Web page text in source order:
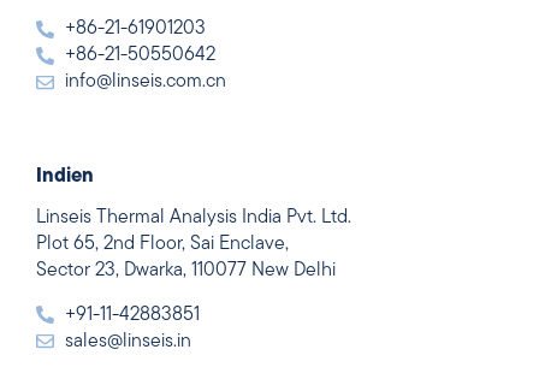
+86-21-61901203
+86-21-50550642
info@linseis.com.cn
Indien
Linseis Thermal Analysis India Pvt. Ltd.
Plot 65, 2nd Floor, Sai Enclave,
Sector 23, Dwarka, 110077 New Delhi
+91-11-42883851
sales@linseis.in